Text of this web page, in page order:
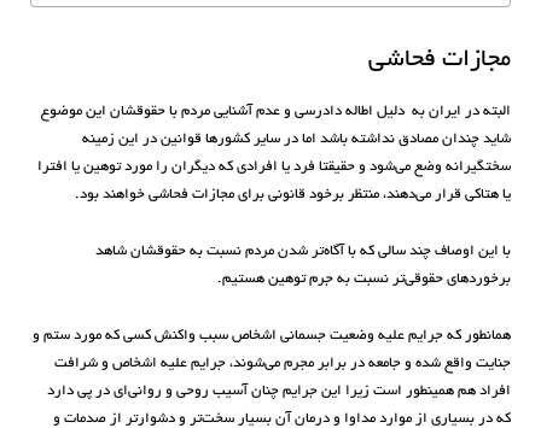
مجازات فحاشی
البته در ایران به دلیل اطاله دادرسی و عدم آشنایی مردم با حقوقشان این موضوع
شاید چندان مصادق نداشته باشد اما در سایر کشورها قوانین در این زمینه
سختگیرانه وضع می‌شود و حقیقتا فرد یا افرادی که دیگران را مورد توهین یا افترا
یا هتاکی قرار می‌دهند، منتظر برخود قانونی برای مجازات فحاشی خواهند بود.
با این اوصاف چند سالی که با آگاه‌تر شدن مردم نسبت به حقوقشان شاهد
برخوردهای حقوقی‌تر نسبت به جرم توهین هستیم.
همانطور که جرایم علیه وضعیت جسمانی اشخاص سبب واکنش کسی که مورد ستم و
جنایت واقع شده و جامعه در برابر مجرم می‌شوند، جرایم علیه اشخاص و شرافت
افراد هم همینطور است زیرا این جرایم چنان آسیب روحی و روانی‌ای در پی دارد
که در بسیاری از موارد مداوا و درمان آن بسیار سخت‌تر و دشوارتر از صدمات و